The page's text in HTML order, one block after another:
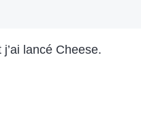
lancé Cheese.